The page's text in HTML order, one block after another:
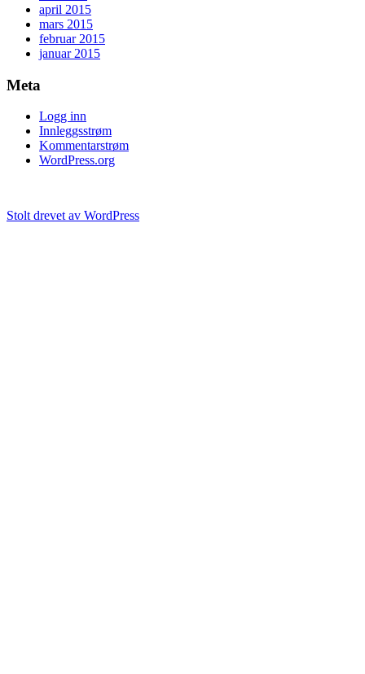
april 2015
mars 2015
februar 2015
januar 2015
Meta
Logg inn
Innleggsstrøm
Kommentarstrøm
WordPress.org
Stolt drevet av WordPress